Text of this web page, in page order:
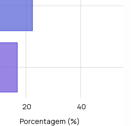
20 40
Porcentagem (%)